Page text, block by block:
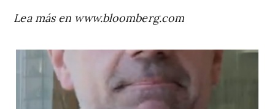
Lea más en www.bloomberg.com